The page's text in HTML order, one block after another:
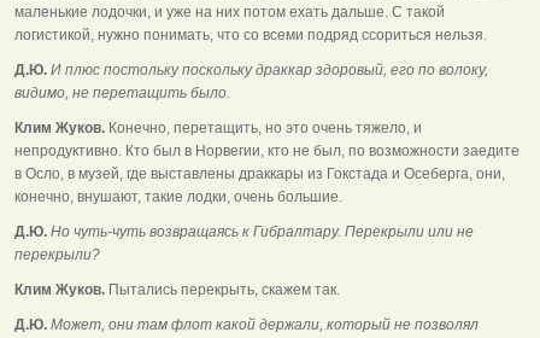
маленькие лодочки, и уже на них потом ехать дальше. С такой
логистикой, нужно понимать, что со всеми подряд ссориться нельзя.
Д.Ю. И плюс постольку поскольку драккар здоровый, его по волоку,
видимо, не перетащить было.
Клим Жуков. Конечно, перетащить, но это очень тяжело, и
непродуктивно. Кто был в Норвегии, кто не был, по возможности заедите
в Осло, в музей, где выставлены драккары из Гокстада и Осеберга, они,
конечно, внушают, такие лодки, очень большие.
Д.Ю. Но чуть-чуть возвращаясь к Гибралтару. Перекрыли или не
перекрыли?
Клим Жуков. Пытались перекрыть, скажем так.
Д.Ю. Может, они там флот какой держали, который не позволял